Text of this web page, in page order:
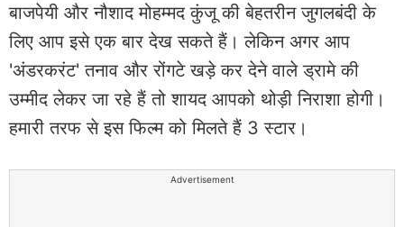
बाजपेयी और नौशाद मोहम्मद कुंजू की बेहतरीन जुगलबंदी के
लिए आप इसे एक बार देख सकते हैं। लेकिन अगर आप
'अंडरकरंट' तनाव और रोंगटे खड़े कर देने वाले ड्रामे की
उम्मीद लेकर जा रहे हैं तो शायद आपको थोड़ी निराशा होगी।
हमारी तरफ से इस फिल्म को मिलते हैं 3 स्टार।
Advertisement